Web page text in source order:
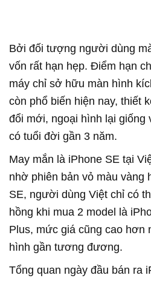
Bởi đối tượng người dùng
vốn rất hạn hẹp. Điểm hạn
máy chỉ sở hữu màn hình
còn phổ biến hiện nay, thiết
đổi mới, ngoại hình lại giống
có tuổi đời gần 3 năm.
May mắn là iPhone SE tại
nhờ phiên bản vỏ màu vàng
SE, người dùng Việt chỉ có
hồng khi mua 2 model là
Plus, mức giá cũng cao hơn
hình gần tương đương.
Tổng quan ngày đầu bán ra